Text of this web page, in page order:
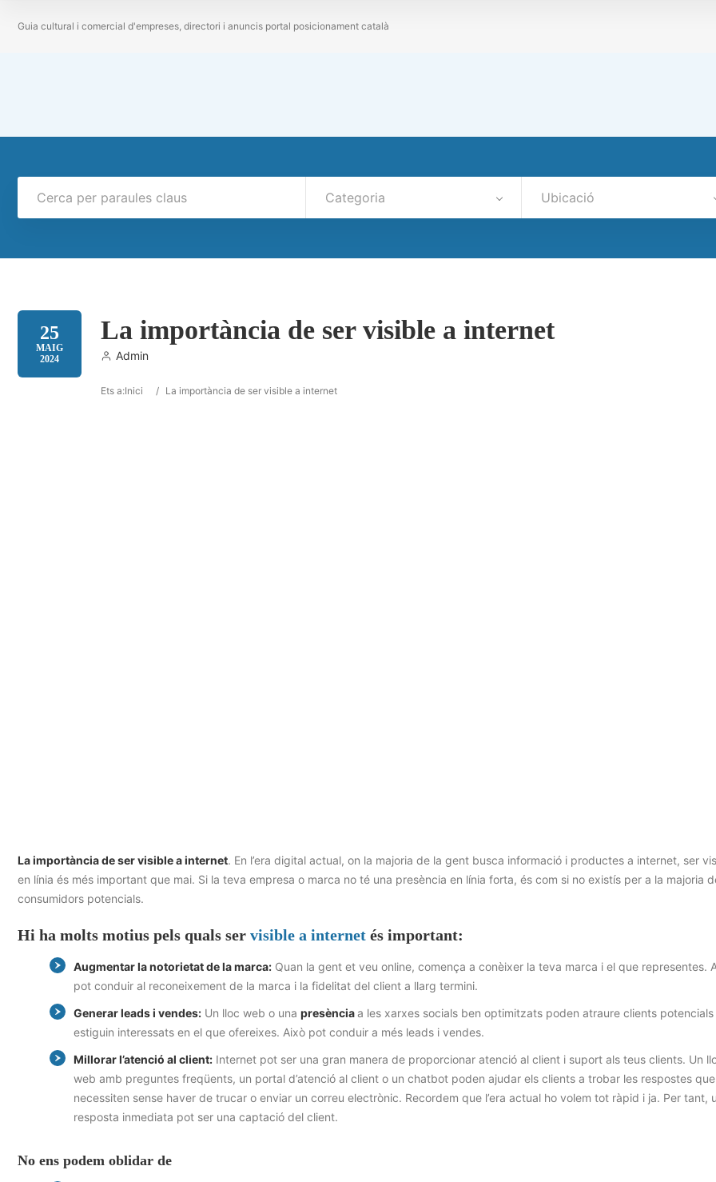
Guia cultural i comercial d'empreses, directori i anuncis portal posicionament català
Categoria Ubicació
25
MAIG
2024
La importància de ser visible a internet
Admin
Ets a:Inici / La importància de ser visible a internet
La importància de ser visible a internet. En l’era digital actual, on la majoria de la gent busca informació i productes a internet, ser
en línia és més important que mai. Si la teva empresa o marca no té una presència en línia forta, és com si no existís per a la majoria
consumidors potencials.
Hi ha molts motius pels quals ser visible a internet és important:
Augmentar la notorietat de la marca: Quan la gent et veu online, comença a conèixer la teva marca i el que representes.
pot conduir al reconeixement de la marca i la fidelitat del client a llarg termini.
Generar leads i vendes: Un lloc web o una presènciaa les xarxes socials ben optimitzats poden atraure clients
estiguin interessats en el que ofereixes. Això pot conduir a més leads i vendes.
Millorar l’atenció al client: Internet pot ser una gran manera de proporcionar atenció al client i suport als teus clients. Un
web amb preguntes freqüents, un portal d’atenció al client o un chatbot poden ajudar els clients a trobar les respostes que
necessiten sense haver de trucar o enviar un correu electrònic. Recordem que l’era actual ho volem tot ràpid i ja. Per tant,
resposta inmediata pot ser una captació del client.
No ens podem oblidar de